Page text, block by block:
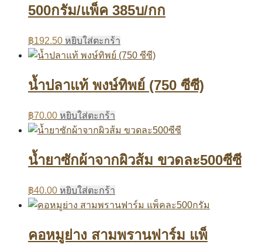
500กรัม/แพ็ค 385บ/กก
฿192.50 หยิบใส่ตะกร้า
น้ำปลาแท้ พงษ์ทิพย์ (750 ซีซี)
฿70.00 หยิบใส่ตะกร้า
น้ำยาซักผ้าจากผิวส้ม ขวดละ500ซีซี
฿40.00 หยิบใส่ตะกร้า
คอหมูย่าง สามพรานฟาร์ม แพ็